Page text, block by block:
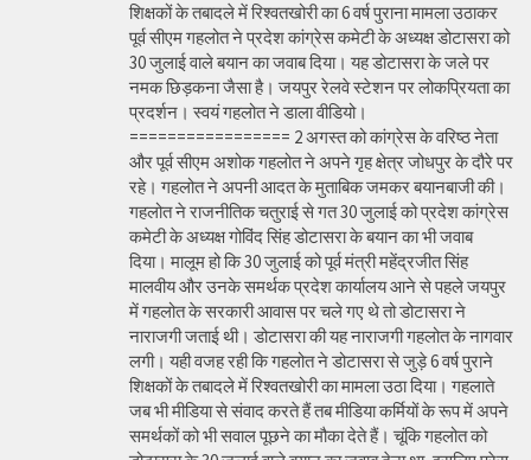
शिक्षकों के तबादले में रिश्वतखोरी का 6 वर्ष पुराना मामला उठाकर
पूर्व सीएम गहलोत ने प्रदेश कांग्रेस कमेटी के अध्यक्ष डोटासरा को
30 जुलाई वाले बयान का जवाब दिया। यह डोटासरा के जले पर
नमक छिड़कना जैसा है। जयपुर रेलवे स्टेशन पर लोकप्रियता का
प्रदर्शन। स्वयं गहलोत ने डाला वीडियो।
================= 2 अगस्त को कांग्रेस के वरिष्ठ नेता
और पूर्व सीएम अशोक गहलोत ने अपने गृह क्षेत्र जोधपुर के दौरे पर
रहे। गहलोत ने अपनी आदत के मुताबिक जमकर बयानबाजी की।
गहलोत ने राजनीतिक चतुराई से गत 30 जुलाई को प्रदेश कांग्रेस
कमेटी के अध्यक्ष गोविंद सिंह डोटासरा के बयान का भी जवाब
दिया। मालूम हो कि 30 जुलाई को पूर्व मंत्री महेंद्रजीत सिंह
मालवीय और उनके समर्थक प्रदेश कार्यालय आने से पहले जयपुर
में गहलोत के सरकारी आवास पर चले गए थे तो डोटासरा ने
नाराजगी जताई थी। डोटासरा की यह नाराजगी गहलोत के नागवार
लगी। यही वजह रही कि गहलोत ने डोटासरा से जुड़े 6 वर्ष पुराने
शिक्षकों के तबादले में रिश्वतखोरी का मामला उठा दिया। गहलाते
जब भी मीडिया से संवाद करते हैं तब मीडिया कर्मियों के रूप में अपने
समर्थकों को भी सवाल पूछने का मौका देते हैं। चूंकि गहलोत को